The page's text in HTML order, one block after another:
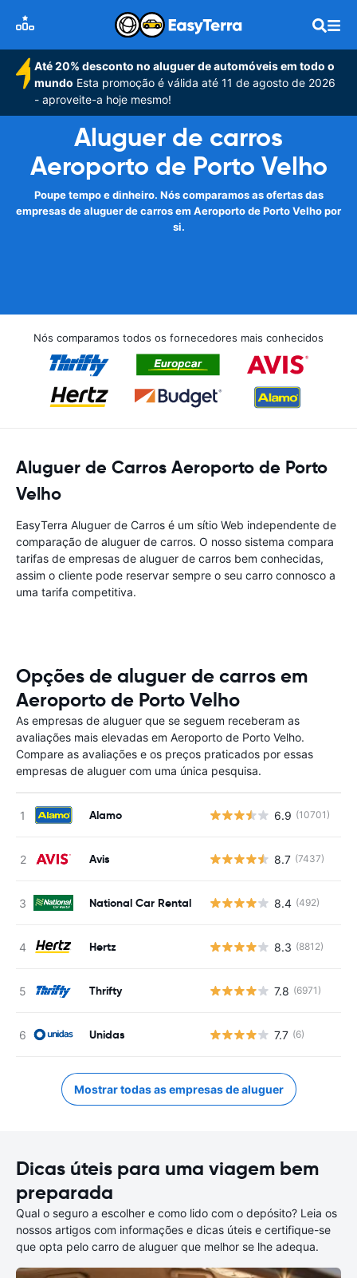
Até 20% desconto no aluguer de automóveis em todo o
mundo Esta promoção é válida até 11 de agosto de 2026
- aproveite-a hoje mesmo!
Aluguer de carros
Aeroporto de Porto Velho
Poupe tempo e dinheiro. Nós comparamos as ofertas das
empresas de aluguer de carros em Aeroporto de Porto Velho por
si.
Nós comparamos todos os fornecedores mais conhecidos
Aluguer de Carros Aeroporto de Porto
Velho
EasyTerra Aluguer de Carros é um sítio Web independente de
comparação de aluguer de carros. O nosso sistema compara
tarifas de empresas de aluguer de carros bem conhecidas,
assim o cliente pode reservar sempre o seu carro connosco a
uma tarifa competitiva.
Opções de aluguer de carros em
Aeroporto de Porto Velho
As empresas de aluguer que se seguem receberam as
avaliações mais elevadas em Aeroporto de Porto Velho.
Compare as avaliações e os preços praticados por essas
empresas de aluguer com uma única pesquisa.
Alamo 6.9 (10701)
Avis 8.7 (7437)
National Car Rental 8.4 (492)
Hertz 8.3 (8812)
Thrifty 7.8 (6971)
Unidas 7.7 (6)
Mostrar todas as empresas de aluguer
Dicas úteis para uma viagem bem
preparada
Qual o seguro a escolher e como lido com o depósito? Leia os
nossos artigos com informações e dicas úteis e certifique-se
que opta pelo carro de aluguer que melhor se lhe adequa.